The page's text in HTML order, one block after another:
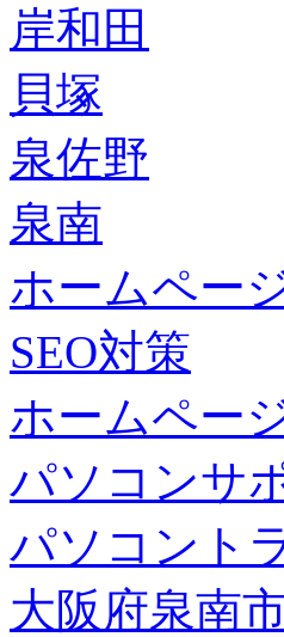
岸和田
貝塚
泉佐野
泉南
ホームペー
SEO対策
ホームペー
パソコンサ
パソコント
大阪府泉南